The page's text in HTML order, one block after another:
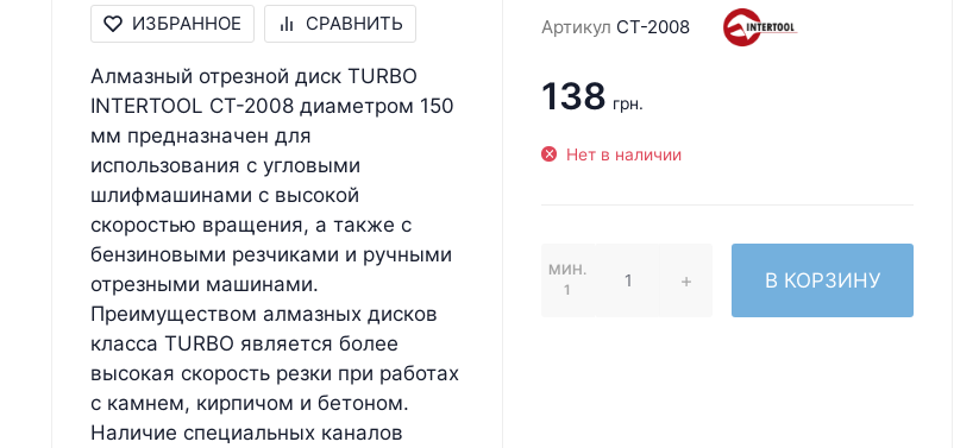
ИЗБРАННОЕ СРАВНИТЬ
Алмазный отрезной диск TURBO
INTERTOOL CT-2008 диаметром 150
мм предназначен для
использования c угловыми
шлифмашинами с высокой
скоростью вращения, а также с
бензиновыми резчиками и ручными
отрезными машинами.
Преимуществом алмазных дисков
класса TURBO является более
высокая скорость резки при работах
с камнем, кирпичом и бетоном.
Наличие специальных каналов
Артикул CT-2008
138 грн.
Нет в наличии
МИН.
1
В КОРЗИНУ